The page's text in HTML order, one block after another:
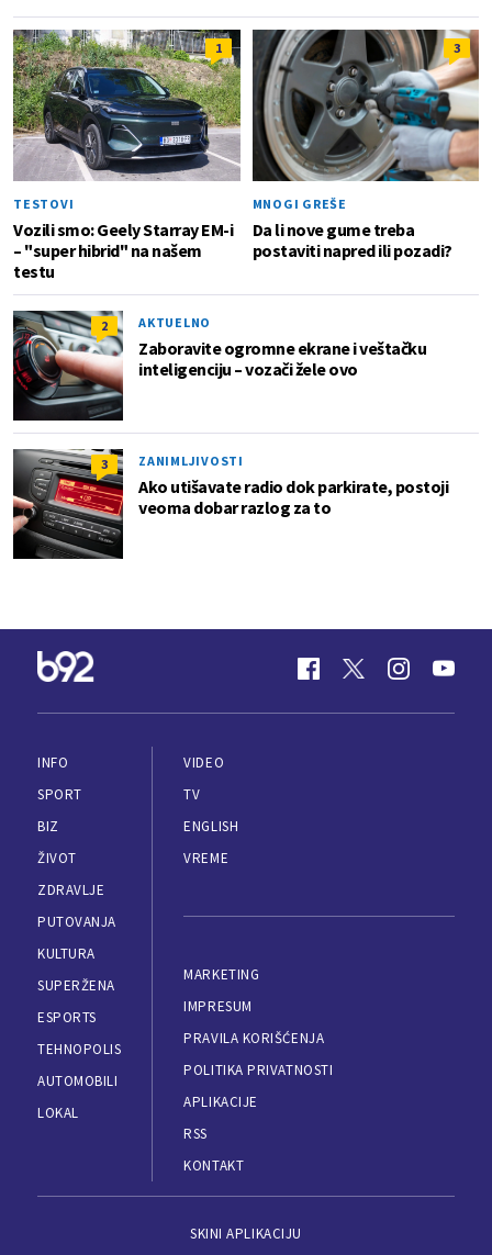
1
TESTOVI
Vozili smo: Geely Starray EM-i
– "super hibrid" na našem
testu
3
MNOGI GREŠE
Da li nove gume treba
postaviti napred ili pozadi?
2 AKTUELNO
Zaboravite ogromne ekrane i veštačku
inteligenciju – vozači žele ovo
3 ZANIMLJIVOSTI
Ako utišavate radio dok parkirate, postoji
veoma dobar razlog za to
INFO
SPORT
BIZ
ŽIVOT
ZDRAVLJE
PUTOVANJA
KULTURA
SUPERŽENA
ESPORTS
TEHNOPOLIS
AUTOMOBILI
LOKAL
VIDEO
TV
ENGLISH
VREME
MARKETING
IMPRESUM
PRAVILA KORIŠĆENJA
POLITIKA PRIVATNOSTI
APLIKACIJE
RSS
KONTAKT
SKINI APLIKACIJU